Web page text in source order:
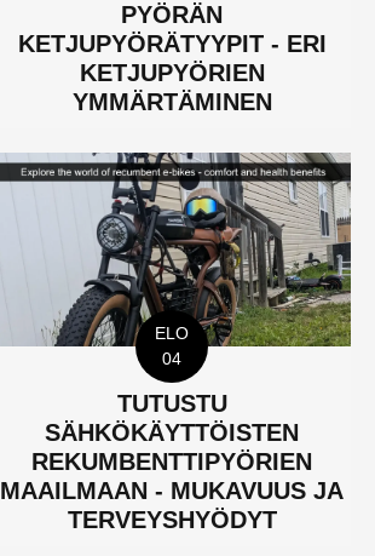
PYÖRÄN
KETJUPYÖRÄTYYPIT - ERI
KETJUPYÖRIEN
YMMÄRTÄMINEN
ELO
04
TUTUSTU
SÄHKÖKÄYTTÖISTEN
REKUMBENTTIPYÖRIEN
MAAILMAAN - MUKAVUUS JA
TERVEYSHYÖDYT